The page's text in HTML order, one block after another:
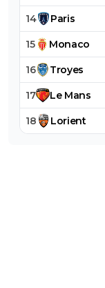
14 Paris
15 Monaco
16 Troyes
17 Le Mans
18 Lorient